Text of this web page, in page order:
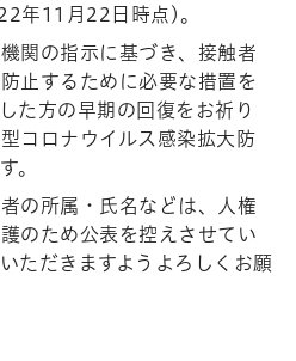
年11月22日時点)。
関の指示に基づき、接触者
止するために必要な措置を
た方の早期の回復をお祈り
コロナウイルス感染拡大防
。
の所属・氏名などは、人権
のため公表を控えさせてい
ただきますようよろしくお願